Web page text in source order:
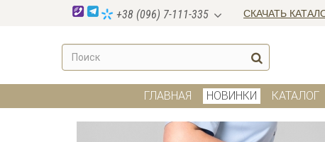
+38 (096) 7-111-335 СКАЧАТЬ
ГЛАВНАЯ НОВИНКИ КАТАЛОГ